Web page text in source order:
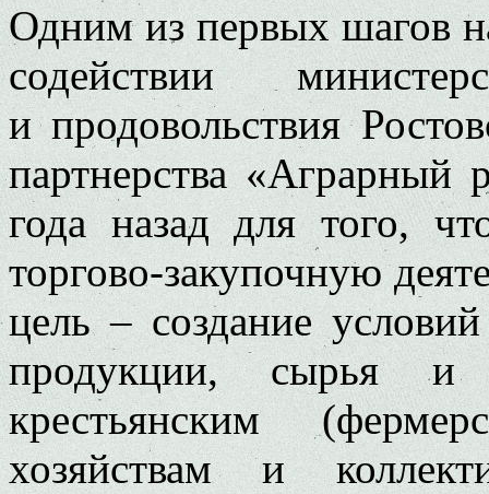
Одним из первых шагов
содействии
и продовольствия
партнерства
года назад для того,
торгово-закупочную
цель – создание
продукции, сырья и
крестьянским
хозяйствам и